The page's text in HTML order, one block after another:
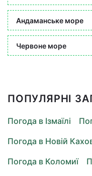
Андаманське море
Червоне море
ПОПУЛЯРНІ
Погода в Ізмаїлі
Погода в Новій
Погода в Коломиї